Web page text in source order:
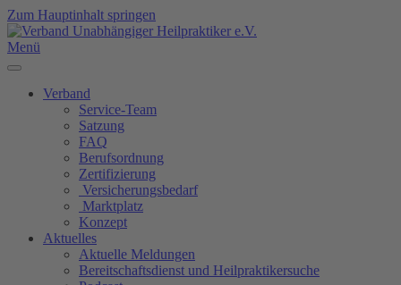
Zum Hauptinhalt springen
Menü
Verband
Service-Team
Satzung
FAQ
Berufsordnung
Zertifizierung
Versicherungsbedarf
Marktplatz
Konzept
Aktuelles
Aktuelle Meldungen
Bereitschaftsdienst und Heilpraktikersuche